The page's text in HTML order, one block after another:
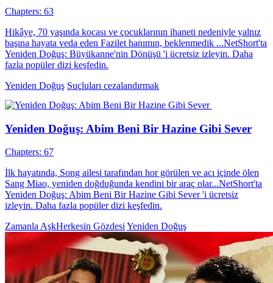
Chapters: 63
Hikâye, 70 yaşında kocası ve çocuklarının ihaneti nedeniyle yalnız
başına hayata veda eden Fazilet hanımın, beklenmedik ...NetShort'ta
Yeniden Doğuş: Büyükanne'nin Dönüşü 'i ücretsiz izleyin. Daha
fazla popüler dizi keşfedin.
Yeniden Doğuş Suçluları cezalandırmak
Yeniden Doğuş: Abim Beni Bir Hazine Gibi Sever
Chapters: 67
İlk hayatında, Song ailesi tarafından hor görülen ve acı içinde ölen
Sang Miao, yeniden doğduğunda kendini bir araç olar...NetShort'ta
Yeniden Doğuş: Abim Beni Bir Hazine Gibi Sever 'i ücretsiz
izleyin. Daha fazla popüler dizi keşfedin.
Zamanla Aşk​Herkesin GözdesiYeniden Doğuş